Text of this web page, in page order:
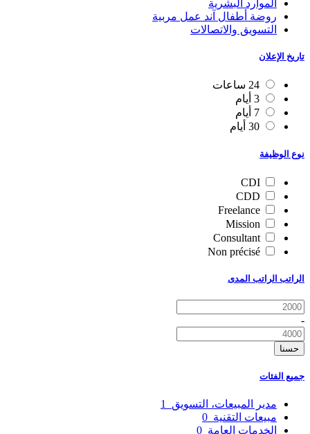
الموارد البشرية
روضة أطفال آند عمل مربية
التسويق والاتصالات
تاريخ الإعلان
24 ساعات
3 أيام
7 أيام
30 أيام
نوع الوظيفة
CDI
CDD
Freelance
Mission
Consultant
Non précisé
الراتب الراتب المدى
-
حسنا
جميع الفئات
مدير المبيعات، التسويق
مبيعات التقنية
الخدمات العامة